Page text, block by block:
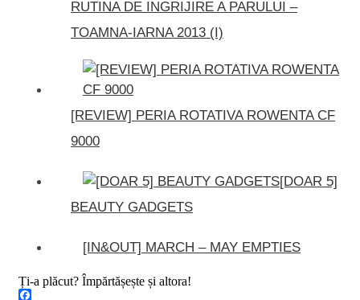
RUTINA DE INGRIJIRE A PARULUI –
TOAMNA-IARNA 2013 (I)
[REVIEW] PERIA ROTATIVA ROWENTA CF
9000
[DOAR 5]
BEAUTY GADGETS
[IN&OUT] MARCH – MAY EMPTIES
Ți-a plăcut? Împărtășește și altora!